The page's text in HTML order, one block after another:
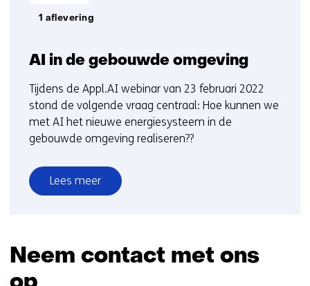
AI in de gebouwde omgeving
1 aflevering
Tijdens de Appl.AI webinar van 23 februari 2022
stond de volgende vraag centraal: Hoe kunnen we
met AI het nieuwe energiesysteem in de
gebouwde omgeving realiseren??
Lees meer
over
gebouwde
Neem contact met ons